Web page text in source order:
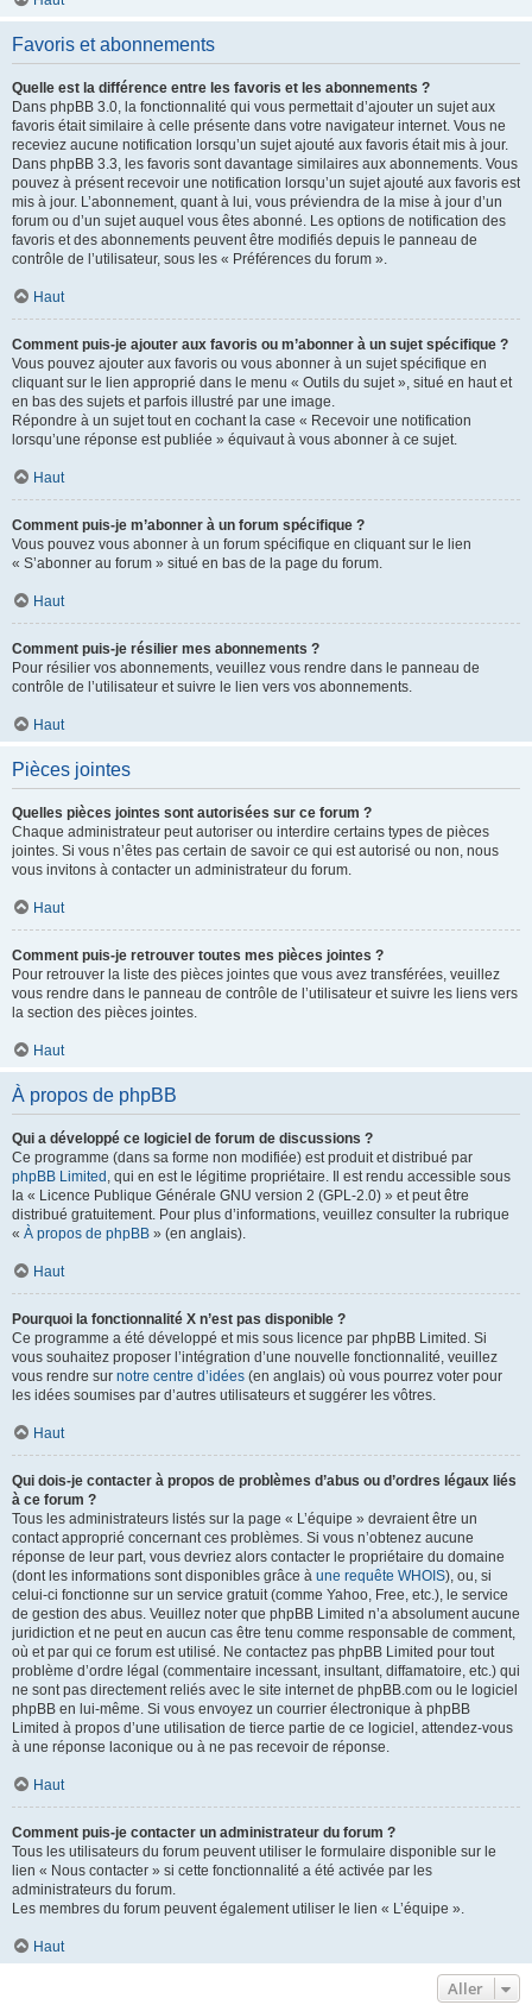
Favoris et abonnements
Quelle est la différence entre les favoris et les abonnements ?
Dans phpBB 3.0, la fonctionnalité qui vous permettait d’ajouter un sujet aux
favoris était similaire à celle présente dans votre navigateur internet. Vous ne
receviez aucune notification lorsqu’un sujet ajouté aux favoris était mis à jour.
Dans phpBB 3.3, les favoris sont davantage similaires aux abonnements. Vous
pouvez à présent recevoir une notification lorsqu’un sujet ajouté aux favoris est
mis à jour. L’abonnement, quant à lui, vous préviendra de la mise à jour d’un
forum ou d’un sujet auquel vous êtes abonné. Les options de notification des
favoris et des abonnements peuvent être modifiés depuis le panneau de
contrôle de l’utilisateur, sous les « Préférences du forum ».
Haut
Comment puis-je ajouter aux favoris ou m’abonner à un sujet spécifique ?
Vous pouvez ajouter aux favoris ou vous abonner à un sujet spécifique en
cliquant sur le lien approprié dans le menu « Outils du sujet », situé en haut et
en bas des sujets et parfois illustré par une image.
Répondre à un sujet tout en cochant la case « Recevoir une notification
lorsqu’une réponse est publiée » équivaut à vous abonner à ce sujet.
Haut
Comment puis-je m’abonner à un forum spécifique ?
Vous pouvez vous abonner à un forum spécifique en cliquant sur le lien
« S’abonner au forum » situé en bas de la page du forum.
Haut
Comment puis-je résilier mes abonnements ?
Pour résilier vos abonnements, veuillez vous rendre dans le panneau de
contrôle de l’utilisateur et suivre le lien vers vos abonnements.
Haut
Pièces jointes
Quelles pièces jointes sont autorisées sur ce forum ?
Chaque administrateur peut autoriser ou interdire certains types de pièces
jointes. Si vous n’êtes pas certain de savoir ce qui est autorisé ou non, nous
vous invitons à contacter un administrateur du forum.
Haut
Comment puis-je retrouver toutes mes pièces jointes ?
Pour retrouver la liste des pièces jointes que vous avez transférées, veuillez
vous rendre dans le panneau de contrôle de l’utilisateur et suivre les liens vers
la section des pièces jointes.
Haut
À propos de phpBB
Qui a développé ce logiciel de forum de discussions ?
Ce programme (dans sa forme non modifiée) est produit et distribué par
phpBB Limited , qui en est le légitime propriétaire. Il est rendu accessible sous
la « Licence Publique Générale GNU version 2 (GPL-2.0) » et peut être
distribué gratuitement. Pour plus d’informations, veuillez consulter la rubrique
« À propos de phpBB » (en anglais).
Haut
Pourquoi la fonctionnalité X n’est pas disponible ?
Ce programme a été développé et mis sous licence par phpBB Limited. Si
vous souhaitez proposer l’intégration d’une nouvelle fonctionnalité, veuillez
vous rendre sur notre centre d’idées (en anglais) où vous pourrez voter pour
les idées soumises par d’autres utilisateurs et suggérer les vôtres.
Haut
Qui dois-je contacter à propos de problèmes d’abus ou d’ordres légaux liés
à ce forum ?
Tous les administrateurs listés sur la page « L’équipe » devraient être un
contact approprié concernant ces problèmes. Si vous n’obtenez aucune
réponse de leur part, vous devriez alors contacter le propriétaire du domaine
(dont les informations sont disponibles grâce à une requête WHOIS), ou, si
celui-ci fonctionne sur un service gratuit (comme Yahoo, Free, etc.), le service
de gestion des abus. Veuillez noter que phpBB Limited n’a absolument aucune
juridiction et ne peut en aucun cas être tenu comme responsable de comment,
où et par qui ce forum est utilisé. Ne contactez pas phpBB Limited pour tout
problème d’ordre légal (commentaire incessant, insultant, diffamatoire, etc.) qui
ne sont pas directement reliés avec le site internet de phpBB.com ou le logiciel
phpBB en lui-même. Si vous envoyez un courrier électronique à phpBB
Limited à propos d’une utilisation de tierce partie de ce logiciel, attendez-vous
à une réponse laconique ou à ne pas recevoir de réponse.
Haut
Comment puis-je contacter un administrateur du forum ?
Tous les utilisateurs du forum peuvent utiliser le formulaire disponible sur le
lien « Nous contacter » si cette fonctionnalité a été activée par les
administrateurs du forum.
Les membres du forum peuvent également utiliser le lien « L’équipe ».
Haut
Aller